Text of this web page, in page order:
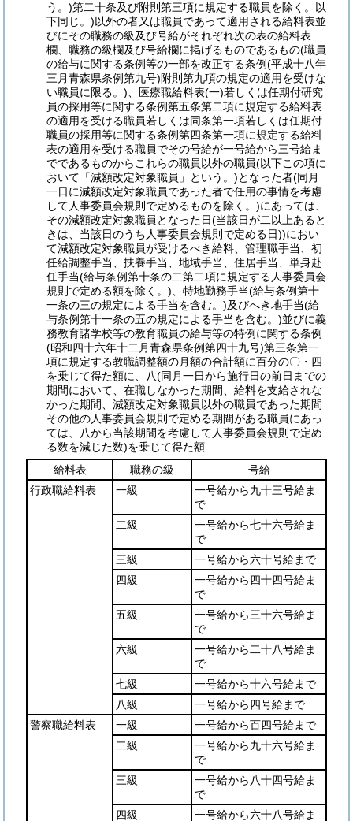
う。)第二十条及び附則第三項に規定する職員を除く。以
下同じ。)以外の者又は職員であって適用される給料表並
びにその職務の級及び号給がそれぞれ次の表の給料表
欄、職務の級欄及び号給欄に掲げるものであるもの(職員
の給与に関する条例等の一部を改正する条例(平成十八年
三月青森県条例第九号)附則第九項の規定の適用を受けな
い職員に限る。) 、医療職給料表(一)若しくは任期付研究
員の採用等に関する条例第五条第二項に規定する給料表
の適用を受ける職員若しくは同条第一項若しくは任期付
職員の採用等に関する条例第四条第一項に規定する給料
表の適用を受ける職員でその号給が一号給から三号給ま
でであるものからこれらの職員以外の職員(以下この項に
おいて「減額改定対象職員」という。)となった者(同月
一日に減額改定対象職員であった者で任用の事情を考慮
して人事委員会規則で定めるものを除く。)にあっては、
その減額改定対象職員となった日(当該日が二以上あると
きは、当該日のうち人事委員会規則で定める日))におい
て減額改定対象職員が受けるべき給料、管理職手当、初
任給調整手当、扶養手当、地域手当、住居手当、単身赴
任手当(給与条例第十条の二第二項に規定する人事委員会
規則で定める額を除く。) 、特地勤務手当(給与条例第十
一条の三の規定による手当を含む。)及びへき地手当(給
与条例第十一条の五の規定による手当を含む。)並びに義
務教育諸学校等の教育職員の給与等の特例に関する条例
(昭和四十六年十二月青森県条例第四十九号)第三条第一
項に規定する教職調整額の月額の合計額に百分の〇・四
を乗じて得た額に、八(同月一日から施行日の前日までの
期間において、在職しなかった期間、給料を支給されな
かった期間、減額改定対象職員以外の職員であった期間
その他の人事委員会規則で定める期間がある職員にあっ
ては、八から当該期間を考慮して人事委員会規則で定め
る数を減じた数)を乗じて得た額
給料表
職務の級
号給
行政職給料表
一級
一号給から九十三号給ま
で
二級
一号給から七十六号給ま
で
三級
一号給から六十号給まで
四級
一号給から四十四号給ま
で
五級
一号給から三十六号給ま
で
六級
一号給から二十八号給ま
で
七級
一号給から十六号給まで
八級
一号給から四号給まで
警察職給料表
一級
一号給から百四号給まで
二級
一号給から九十六号給ま
で
三級
一号給から八十四号給ま
で
四級
一号給から六十八号給ま